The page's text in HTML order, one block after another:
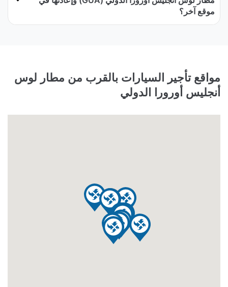
موقع آخر؟
مواقع تأجير السيارات بالقرب من مطار لوس
أنجليس أورورا الدولي